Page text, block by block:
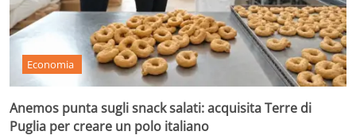
Economia
Anemos punta sugli snack salati: acquisita Terre di
Puglia per creare un polo italiano